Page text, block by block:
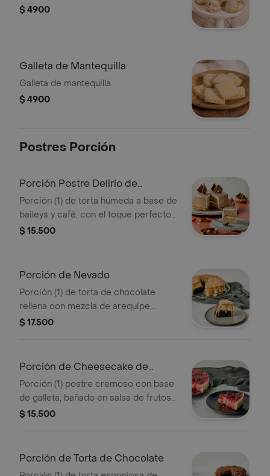
$ 4900
Galleta de Mantequilla
Galleta de mantequilla.
$ 4900
Postres Porción
Porción Postre Delirio de
Tiramisú
Porción (1) de torta húmeda a base de
baileys y café, con el toque perfecto
de maní crocante y caramelo.
$ 15.500
Porción de Nevado
Porción (1) de torta de chocolate
rellena con mezcla de arequipe,
cubierta con chocolate semiamargo.
$ 17.500
Porción de Cheesecake de
Frutos Rojos
Porción (1) postre cremoso con base
de galleta, bañado en salsa de frutos
rojos.
$ 15.500
Porción de Torta de Chocolate